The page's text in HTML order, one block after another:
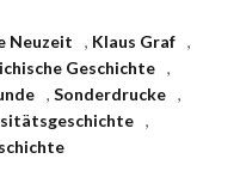
Neuzeit , Klaus Graf
,
Geschichte ,
, Sonderdrucke
,
,